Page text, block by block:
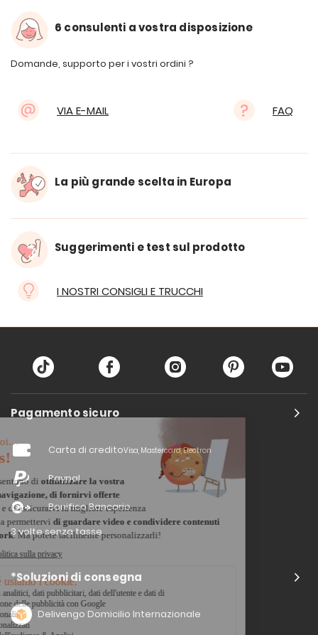
6 consulenti a vostra disposizione
Domande, supporto per i vostri ordini ?
VIA E-MAIL FAQ
La più grande scelta in Europa
Suggerimenti e test sul prodotto
I NOSTRI CONSIGLI E TRUCCHI
Pagamento sicuro
Carta di creditoVisa, Mastercard, Electron
Paypal
Bonifico Bancario
3 volte senza tasse
*Soluzioni di consegna
Delivengo Domicilio Internazionale